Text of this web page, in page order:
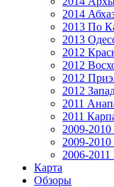
2014
2013 По
2013
2012
2012
2012
2012
2011
2011
2009-
2009-
2006-
Карта
Обзоры